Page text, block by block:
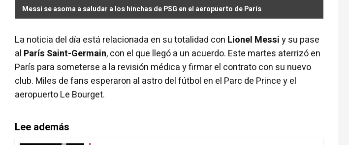
Messi se asoma a saludar a los hinchas de PSG en el aeropuerto de París
La noticia del día está relacionada en su totalidad con Lionel Messiy su pase
al París Saint-Germain, con el que llegó a un acuerdo. Este martes aterrizó en
París para someterse a la revisión médica y firmar el contrato con su nuevo
club. Miles de fans esperaron al astro del fútbol en el Parc de Prince y el
aeropuerto Le Bourget.
Lee además